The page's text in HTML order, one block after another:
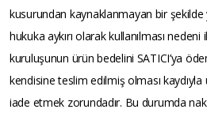
kusurundan kaynaklanmayan bir şekilde
hukuka aykırı olarak kullanılması
kuruluşunun ürün bedelini SATICI’ya
kendisine teslim edilmiş olması kaydıyla
iade etmek zorundadır. Bu durumda